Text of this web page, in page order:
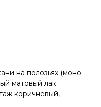
на полозьях (моно-
матовый лак.
коричневый,